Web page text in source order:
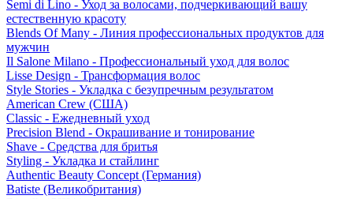
Semi di Lino - Уход за волосами, подчеркивающий вашу
естественную красоту
Blends Of Many - Линия профессиональных продуктов для
мужчин
Il Salone Milano - Профессиональный уход для волос
Lisse Design - Трансформация волос
Style Stories - Укладка с безупречным результатом
American Crew (США)
Classic - Ежедневный уход
Precision Blend - Окрашивание и тонирование
Shave - Средства для бритья
Styling - Укладка и стайлинг
Authentic Beauty Concept (Германия)
Batiste (Великобритания)